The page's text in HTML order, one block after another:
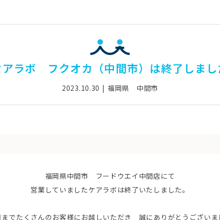
ラボ フクオカ（中間市）は終了しまし
2023.10.30 福岡県 中間市
福岡県中間市 フードウエイ中間店にて
営業していましたケアラボは終了いたしました。
でたくさんのお客様にお越しいただき 誠にありがとうございま